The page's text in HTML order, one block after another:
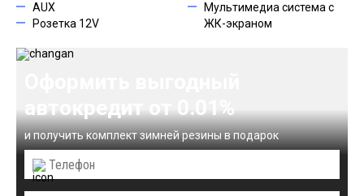
AUX
Розетка 12V
Мультимедиа система с
ЖК-экраном
автокредит от 0.01%
и получить комплект зимней резины в подарок